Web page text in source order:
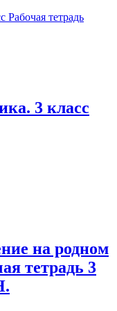
3 класс
на родном
тетрадь 3